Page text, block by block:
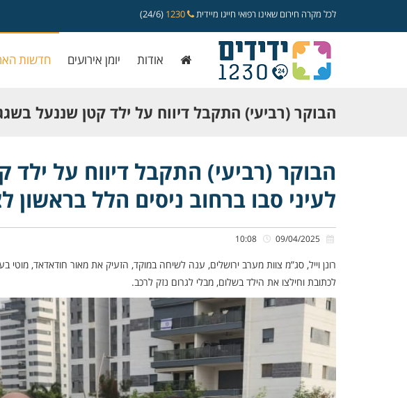
לכל מקרה חירום שאינו רפואי חייגו מיידית (24/6)
אודות יומן אירועים חדשות
הבוקר (רביעי) התקבל דיווח על ילד קטן שננעל
לעיני סבו ברחוב ניסים הלל בראשון לציון.
הבוקר (רביעי) התקבל דיווח על
לעיני סבו ברחוב ניסים הלל בראשון
רונן וייל, סג”מ צוות מערב ירושלים, ענה לשיחה במוקד, הזעיק את מאור חודאדאד, מוטי
לכתובת וחילצו את הילד בשלום, מבלי לגרום נזק לרכב.